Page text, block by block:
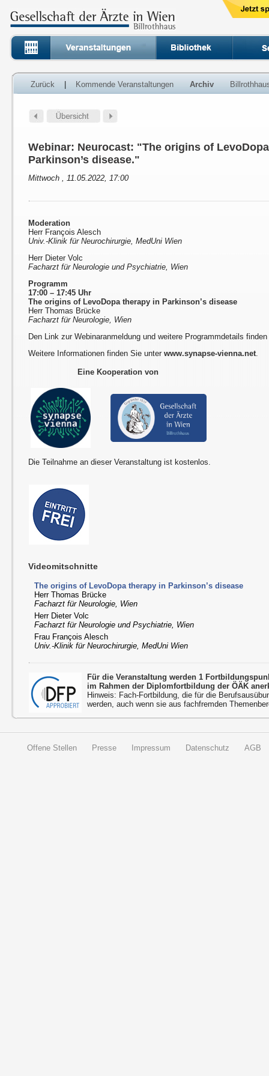
Zurück Kommende Veranstaltungen Archiv
Webinar: Neurocast: "The origins of
Parkinson’s disease."
Mittwoch , 11.05.2022, 17:00
Moderation
Herr François Alesch
Univ.-Klinik für Neurochirurgie, MedUni Wien
Herr Dieter Volc
Facharzt für Neurologie und Psychiatrie, Wien
Programm
17:00 – 17:45 Uhr
The origins of LevoDopa therapy in Parkinson’s disease
Herr Thomas Brücke
Facharzt für Neurologie, Wien
Den Link zur Webinaranmeldung und weitere Programmdetails
Weitere Informationen finden Sie unterwww.synapse-vienna.net.
Eine Kooperation von
Die Teilnahme an dieser Veranstaltung ist kostenlos.
Videomitschnitte
The origins of LevoDopa therapy in Parkinson’s disease
Herr Thomas Brücke
Facharzt für Neurologie, Wien
Herr Dieter Volc
Facharzt für Neurologie und Psychiatrie, Wien
Frau François Alesch
Univ.-Klinik für Neurochirurgie, MedUni Wien
Für die Veranstaltung werden 1
im Rahmen der Diplomfortbildung der ÖÄK
Hinweis: Fach-Fortbildung, die für die
werden, auch wenn sie aus fachfremden
Offene Stellen Presse Impressum Datenschutz AGB